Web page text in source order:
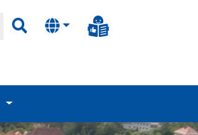
Suchen
Informationen in